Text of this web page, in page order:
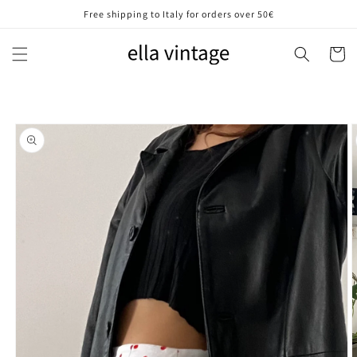
direttamenteFree shipping to Italy for orders over 50€
Carrello
informazioni
sul prodotto